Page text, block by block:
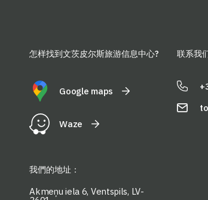
怎样找到文茨皮尔斯旅游信息中心? 联系我
Google maps
Waze
我們的地址：
Akmeņu iela 6, Ventspils, LV-